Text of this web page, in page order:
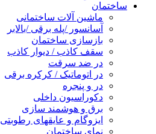
ساختمان
ماشین آلات ساختمانی
آسانسور /پله برقی /بالابر
بازسازی ساختمان
سقف کاذب / دیوار کاذب
در ضد سرقت
در اتوماتیک / کرکره برقی
در و پنجره
دکوراسیون داخلی
برق و هوشمند سازی
ایزوگام و عایقهای رطوبتی
نمای ساختمان